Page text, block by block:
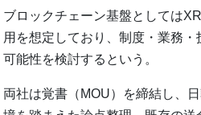
ブロックチェーン基盤としては
用を想定しており、制度・業務
可能性を検討するという。
両社は覚書（MOU）を締結し、